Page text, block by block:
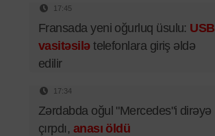
17:45
Fransada yeni oğurluq üsulu: USB
vasitəsilətelefonlara giriş əldə
edilir
17:34
Zərdabda oğul "Mercedes"i dirəyə
çırpdı, anası öldü